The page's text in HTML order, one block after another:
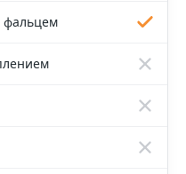
фальцем